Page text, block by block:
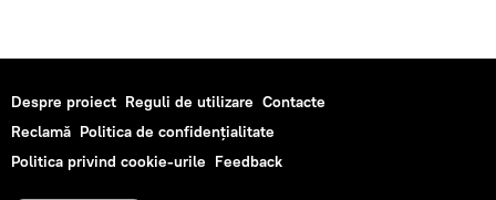
Despre proiect Reguli de utilizare Contacte
Reclamă Politica de confidențialitate
Politica privind cookie-urile Feedback